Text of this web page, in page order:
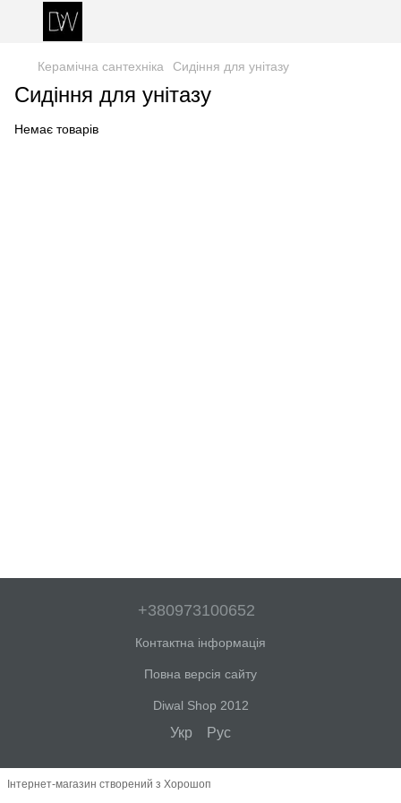
Керамічна сантехніка Сидіння для унітазу
Сидіння для унітазу
Немає товарів
+380973100652
Контактна інформація
Повна версія сайту
Diwal Shop 2012
Укр Рус
Інтернет-магазин створений з Хорошоп